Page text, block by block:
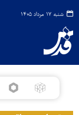
شنبه ۱۷ مرداد ۱۴۰۵